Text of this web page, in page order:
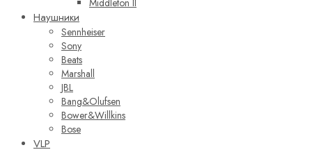
Наушники
Sennheiser
Sony
Beats
Marshall
JBL
Bang&Olufsen
Bower&Willkins
Bose
VLP